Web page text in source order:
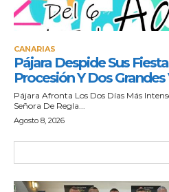
CANARIAS
Pájara Despide Sus
Procesión Y Dos
Pájara Afronta Los Dos Días Más
Señora De Regla...
Agosto 8, 2026